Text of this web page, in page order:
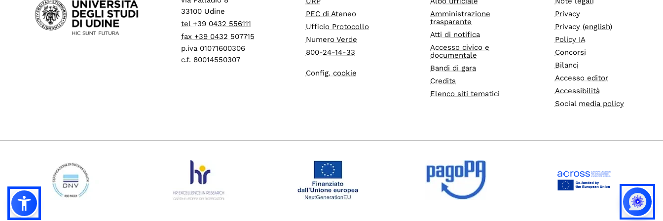
33100 Udine
tel +39 0432 556111
fax +39 0432 507715
p.iva 01071600306
c.f. 80014550307
PEC di Ateneo
Ufficio Protocollo
Numero Verde
800-24-14-33
Config. cookie
Amministrazione
trasparente
Atti di notifica
Accesso civico e
documentale
Bandi di gara
Credits
Elenco siti tematici
Privacy
Privacy (english)
Policy IA
Concorsi
Bilanci
Accesso editor
Accessibilità
Social media policy